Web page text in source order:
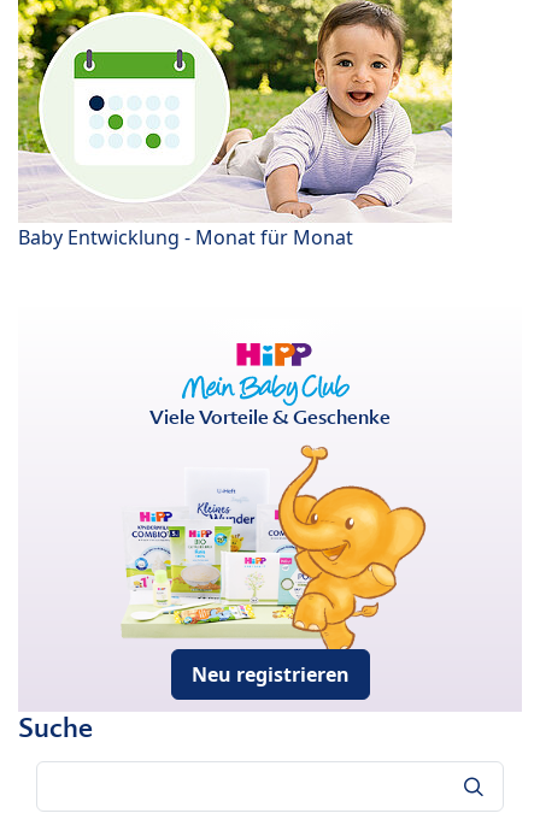
Baby Entwicklung - Monat für Monat
Viele Vorteile & Geschenke
Neu registrieren
Suche